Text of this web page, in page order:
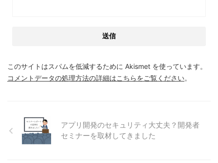
このサイトはスパムを低減するために Akismet を使っています。
コメントデータの処理方法の詳細はこちらをご覧ください。
アプリ開発のセキュリティ大丈夫？開発者
セミナーを取材してきました